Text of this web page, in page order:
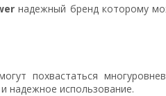
надежный бренд которому
похвастаться
надежное использование.